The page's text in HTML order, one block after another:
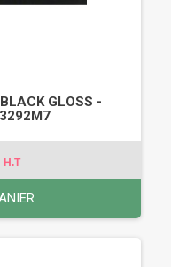
GLOSS -
H.T